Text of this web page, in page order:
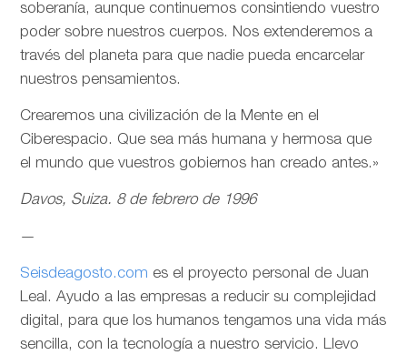
soberanía, aunque continuemos consintiendo vuestro
poder sobre nuestros cuerpos. Nos extenderemos a
través del planeta para que nadie pueda encarcelar
nuestros pensamientos.
Crearemos una civilización de la Mente en el
Ciberespacio. Que sea más humana y hermosa que
el mundo que vuestros gobiernos han creado antes.»
Davos, Suiza. 8 de febrero de 1996
—
Seisdeagosto.com es el proyecto personal de Juan
Leal. Ayudo a las empresas a reducir su complejidad
digital, para que los humanos tengamos una vida más
sencilla, con la tecnología a nuestro servicio. Llevo